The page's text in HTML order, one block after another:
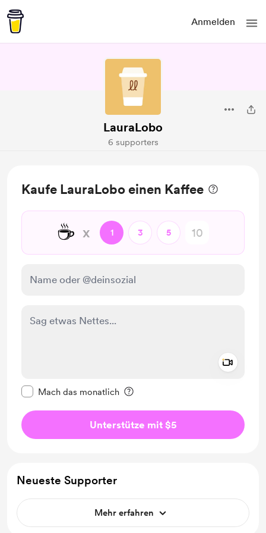
Anmelden
LauraLobo
6 supporters
Kaufe LauraLobo einen Kaffee
☕ x 1 3 5
Mach das monatlich
Unterstütze mit $5
Neueste Supporter
Mehr erfahren